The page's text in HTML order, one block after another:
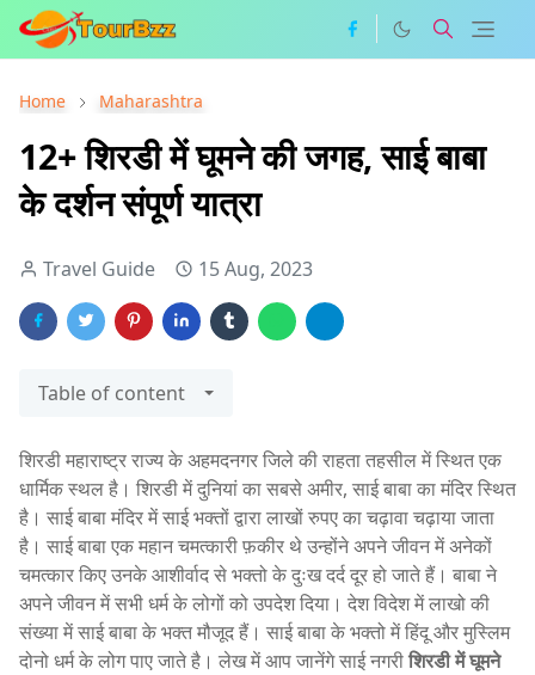
Home Maharashtra
12+ शिरडी में घूमने की जगह, साई बाबा
के दर्शन संपूर्ण यात्रा
Travel Guide 15 Aug, 2023
Table of content
शिरडी महाराष्ट्र राज्य के अहमदनगर जिले की राहता तहसील में स्थित एक
धार्मिक स्थल है। शिरडी में दुनियां का सबसे अमीर, साई बाबा का मंदिर स्थित
है। साई बाबा मंदिर में साई भक्तों द्वारा लाखों रुपए का चढ़ावा चढ़ाया जाता
है। साई बाबा एक महान चमत्कारी फ़कीर थे उन्होंने अपने जीवन में अनेकों
चमत्कार किए उनके आशीर्वाद से भक्तो के दुःख दर्द दूर हो जाते हैं। बाबा ने
अपने जीवन में सभी धर्म के लोगों को उपदेश दिया। देश विदेश में लाखो की
संख्या में साई बाबा के भक्त मौजूद हैं। साई बाबा के भक्तो में हिंदू और मुस्लिम
दोनो धर्म के लोग पाए जाते है। लेख में आप जानेंगे साई नगरीशिरडी में घूमने